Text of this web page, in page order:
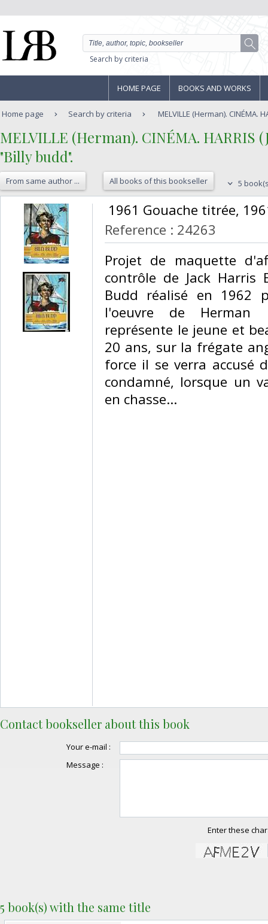
Search by criteria
HOME PAGE BOOKS AND WORKS
Home page Search by criteria MELVILLE (Herman). CINÉMA.
‎MELVILLE (Herman). CINÉMA. HARRIS
‎"Billy budd".‎
From same author ... All books of this bookseller 5
1961 Gouache titrée,
Reference : 24263
‎Projet de maquette
contrôle de Jack
Budd réalisé en 1962
l'oeuvre de Herman
représente le jeune et
20 ans, sur la frégate
force il se verra accusé
condamné, lorsque un
en chasse... ‎
Contact bookseller about this book
Your e-mail :
Message :
Enter these
5 book(s) with the same title